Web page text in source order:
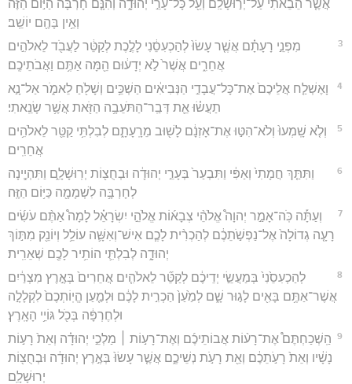
אֲשֶׁ֤ר הֵבֵ֙אתִי֙ עַל־יְר֣וּשָׁלִַ֔ם וְעַ֖ל כָּל־עָרֵ֣י יְהוּדָ֑ה וְהִנָּ֤ם חָרְבָּה֙ הַיּ֣וֹם הַזֶּ֔ה
וְאֵ֥ין בָּהֶ֖ם יוֹשֵֽׁב׃
3
מִפְּנֵ֣י רָעָתָ֗ם אֲשֶׁ֤ר עָשׂוּ֙ לְהַכְעִסֵ֔נִי לָלֶ֣כֶת לְקַטֵּ֔ר לַעֲבֹ֖ד לֵאלֹהִ֣ים
אֲחֵרִ֑ים אֲשֶׁר֙ לֹ֣א יְדָע֔וּם הֵ֖מָּה אַתֶּ֥ם וַאֲבֹתֵיכֶֽם׃
4
וָאֶשְׁלַ֤ח אֲלֵיכֶם֙ אֶת־כָּל־עֲבָדַ֣י הַנְּבִיאִ֔ים הַשְׁכֵּ֥ים וְשָׁלֹ֖חַ לֵאמֹ֑ר אַל־נָ֣א
תַעֲשׂ֗וּ אֵ֛ת דְּבַֽר־הַתֹּעֵבָ֥ה הַזֹּ֖את אֲשֶׁ֥ר שָׂנֵֽאתִי׃
5
וְלֹ֤א שָֽׁמְעוּ֙ וְלֹא־הִטּ֣וּ אֶת־אָזְנָ֔ם לָשׁ֖וּב מֵרָֽעָתָ֑ם לְבִלְתִּ֥י קַטֵּ֖ר לֵאלֹהִ֥ים
אֲחֵרִֽים׃
6
וַתִּתַּ֤ךְ חֲמָתִי֙ וְאַפִּ֔י וַתִּבְעַר֙ בְּעָרֵ֣י יְהוּדָ֔ה וּבְחֻצ֖וֹת יְרֽוּשָׁלִָ֑ם וַתִּהְיֶ֛ינָה
לְחָרְבָּ֥ה לִשְׁמָמָ֖ה כַּיּ֥וֹם הַזֶּֽה׃
7
וְעַתָּ֡ה כֹּֽה־אָמַ֣ר יְהוָה֩ אֱלֹהֵ֨י צְבָא֜וֹת אֱלֹהֵ֣י יִשְׂרָאֵ֗ל לָמָה֩ אַתֶּ֨ם עֹשִׂ֜ים
רָעָ֤ה גְדוֹלָה֙ אֶל־נַפְשֹׁ֣תֵכֶ֔ם לְהַכְרִ֨ית לָכֶ֧ם אִישׁ־וְאִשָּׁ֛ה עוֹלֵ֥ל וְיוֹנֵ֖ק מִתּ֣וֹךְ
יְהוּדָ֑ה לְבִלְתִּ֛י הוֹתִ֥יר לָכֶ֖ם שְׁאֵרִֽית׃
8
לְהַכְעִסֵ֙נִי֙ בְּמַעֲשֵׂ֣י יְדֵיכֶ֔ם לְקַטֵּ֞ר לֵאלֹהִ֤ים אֲחֵרִים֙ בְּאֶ֣רֶץ מִצְרַ֔יִם
אֲשֶׁר־אַתֶּ֥ם בָּאִ֖ים לָג֣וּר שָׁ֑ם לְמַ֙עַן֙ הַכְרִ֣ית לָכֶ֔ם וּלְמַ֤עַן הֱיֽוֹתְכֶם֙ לִקְלָלָ֣ה
וּלְחֶרְפָּ֔ה בְּכֹ֖ל גּוֹיֵ֥י הָאָֽרֶץ׃
9
הַֽשְׁכַחְתֶּם֩ אֶת־רָע֨וֹת אֲבוֹתֵיכֶ֜ם וְאֶת־רָע֣וֹת ׀ מַלְכֵ֣י יְהוּדָ֗ה וְאֵת֙ רָע֣וֹת
נָשָׁ֔יו וְאֵת֙ רָעֹ֣תֵכֶ֔ם וְאֵ֖ת רָעֹ֣ת נְשֵׁיכֶ֑ם אֲשֶׁ֤ר עָשׂוּ֙ בְּאֶ֣רֶץ יְהוּדָ֔ה וּבְחֻצ֖וֹת
יְרוּשָׁלִָֽם׃